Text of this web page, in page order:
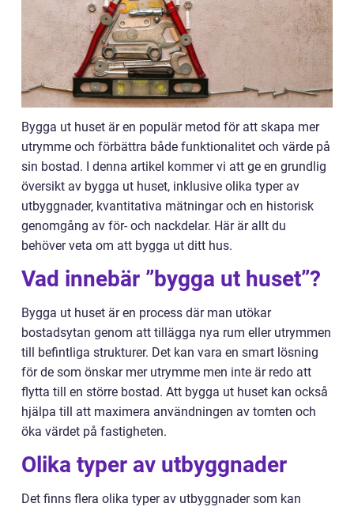
Bygga ut huset är en populär metod för att skapa mer
utrymme och förbättra både funktionalitet och värde på
sin bostad. I denna artikel kommer vi att ge en grundlig
översikt av bygga ut huset, inklusive olika typer av
utbyggnader, kvantitativa mätningar och en historisk
genomgång av för- och nackdelar. Här är allt du
behöver veta om att bygga ut ditt hus.
Vad innebär ”bygga ut huset”?
Bygga ut huset är en process där man utökar
bostadsytan genom att tillägga nya rum eller utrymmen
till befintliga strukturer. Det kan vara en smart lösning
för de som önskar mer utrymme men inte är redo att
flytta till en större bostad. Att bygga ut huset kan också
hjälpa till att maximera användningen av tomten och
öka värdet på fastigheten.
Olika typer av utbyggnader
Det finns flera olika typer av utbyggnader som kan